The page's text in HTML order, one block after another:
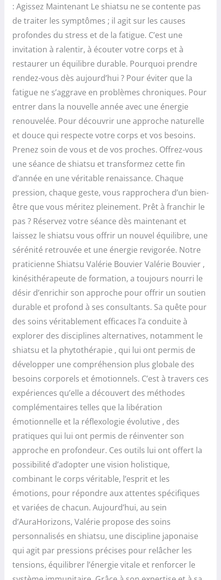
: Agissez Maintenant Le shiatsu ne se contente pas
de traiter les symptômes ; il agit sur les causes
profondes du stress et de la fatigue. C’est une
invitation à ralentir, à écouter votre corps et à
restaurer un équilibre durable. Pourquoi prendre
rendez-vous dès aujourd’hui ? Pour éviter que la
fatigue ne s’aggrave en problèmes chroniques. Pour
entrer dans la nouvelle année avec une énergie
renouvelée. Pour découvrir une approche naturelle
et douce qui respecte votre corps et vos besoins.
Prenez soin de vous et de vos proches. Offrez-vous
une séance de shiatsu et transformez cette fin
d’année en une véritable renaissance. Chaque
pression, chaque geste, vous rapprochera d’un bien-
être que vous méritez pleinement. Prêt à franchir le
pas ? Réservez votre séance dès maintenant et
laissez le shiatsu vous offrir un nouvel équilibre, une
sérénité retrouvée et une énergie revigorée. Notre
praticienne Shiatsu Valérie Bouvier Valérie Bouvier ,
kinésithérapeute de formation, a toujours nourri le
désir d’enrichir son approche pour offrir un soutien
durable et profond à ses consultants. Sa quête pour
des soins véritablement efficaces l’a conduite à
explorer des disciplines alternatives, notamment le
shiatsu et la phytothérapie , qui lui ont permis de
développer une compréhension plus globale des
besoins corporels et émotionnels. C’est à travers ces
expériences qu’elle a découvert des méthodes
complémentaires telles que la libération
émotionnelle et la réflexologie évolutive , des
pratiques qui lui ont permis de réinventer son
approche en profondeur. Ces outils lui ont offert la
possibilité d’adopter une vision holistique,
combinant le corps véritable, l’esprit et les
émotions, pour répondre aux attentes spécifiques
et variées de chacun. Aujourd’hui, au sein
d’AuraHorizons, Valérie propose des soins
personnalisés en shiatsu, une discipline japonaise
qui agit par pressions précises pour relâcher les
tensions, équilibrer l’énergie vitale et renforcer le